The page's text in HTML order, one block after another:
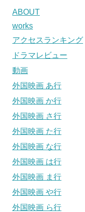
ABOUT
works
アクセスランキング
ドラマレビュー
動画
外国映画 あ行
外国映画 か行
外国映画 さ行
外国映画 た行
外国映画 な行
外国映画 は行
外国映画 ま行
外国映画 や行
外国映画 ら行